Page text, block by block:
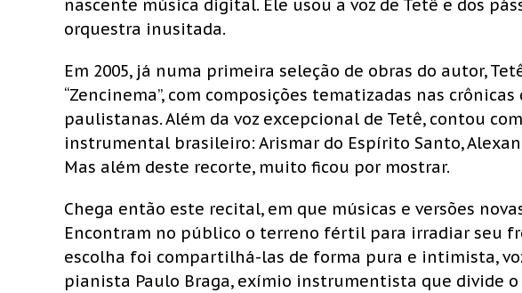
nascente música digital. Ele usou a voz de Tetê e dos
orquestra inusitada.
Em 2005, já numa primeira seleção de obras do autor,
“Zencinema”, com composições tematizadas nas
paulistanas. Além da voz excepcional de Tetê, contou
instrumental brasileiro: Arismar do Espírito Santo,
Mas além deste recorte, muito ficou por mostrar.
Chega então este recital, em que músicas e versões
Encontram no público o terreno fértil para irradiar seu
escolha foi compartilhá-las de forma pura e intimista,
pianista Paulo Braga, exímio instrumentista que divide o